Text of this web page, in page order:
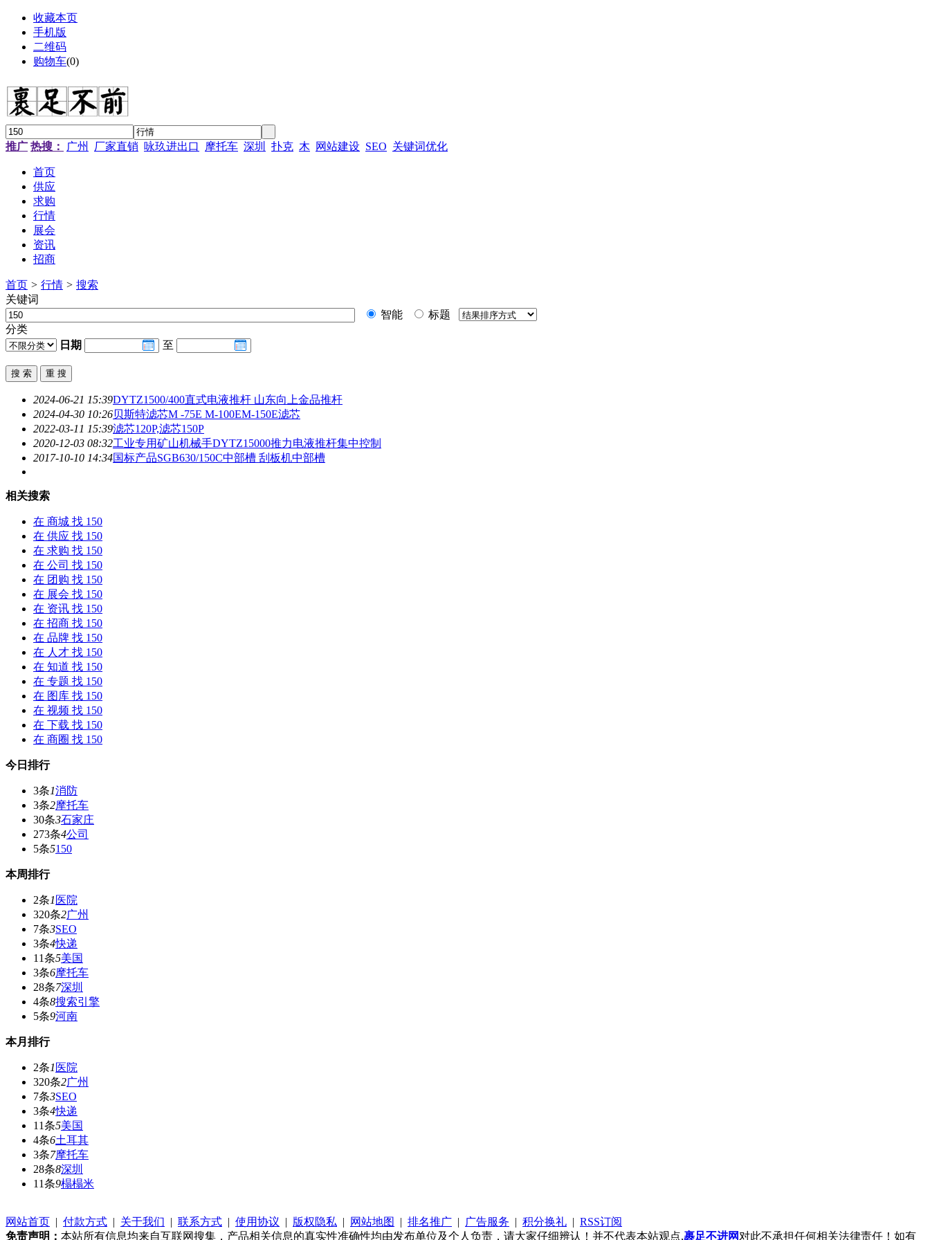
收藏本页
手机版
二维码
购物车(0)
推广 热搜： 广州 厂家直销 咏玖进出口 摩托车 深圳 扑克 木 网站建设 SEO 关键词优化
首页
供应
求购
行情
展会
资讯
招商
首页 > 行情 > 搜索
关键词
智能
标题
分类
日期
至
2024-06-21 15:39DYTZ1500/400直式电液推杆 山东向上金品推杆
2024-04-30 10:26贝斯特滤芯M -75E M-100EM-150E滤芯
2022-03-11 15:39滤芯120P,滤芯150P
2020-12-03 08:32工业专用矿山机械手DYTZ15000推力电液推杆集中控制
2017-10-10 14:34国标产品SGB630/150C中部槽 刮板机中部槽
相关搜索
在 商城 找 150
在 供应 找 150
在 求购 找 150
在 公司 找 150
在 团购 找 150
在 展会 找 150
在 资讯 找 150
在 招商 找 150
在 品牌 找 150
在 人才 找 150
在 知道 找 150
在 专题 找 150
在 图库 找 150
在 视频 找 150
在 下载 找 150
在 商圈 找 150
今日排行
3条1消防
3条2摩托车
30条3石家庄
273条4公司
5条5150
本周排行
2条1 医院
320条2广州
7条3SEO
3条4快递
11条5美国
3条6摩托车
28条7深圳
4条8搜索引擎
5条9河南
本月排行
2条1 医院
320条2广州
7条3SEO
3条4快递
11条5美国
4条6土耳其
3条7摩托车
28条8深圳
11条9榻榻米
网站首页 | 付款方式 | 关于我们 | 联系方式 | 使用协议 | 版权隐私 | 网站地图 | 排名推广 | 广告服务 | 积分换礼 | RSS订阅
免责声明： 本站所有信息均来自互联网搜集，产品相关信息的真实性准确性均由发布单位及个人负责，请大家仔细辨认！并不代表本站观点,裹足不进网对此不承担任何相关法律责任！如有